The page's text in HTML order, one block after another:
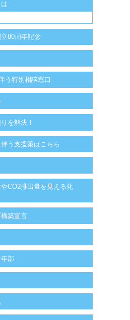
80周年記念
う特別相談窓口
を解決！
う支援策はこちら
CO2排出量を見える化
築宣言
部